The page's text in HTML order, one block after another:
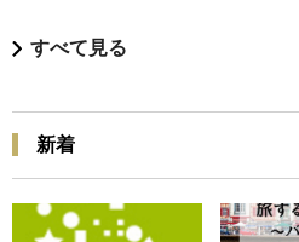
すべて見る
新着